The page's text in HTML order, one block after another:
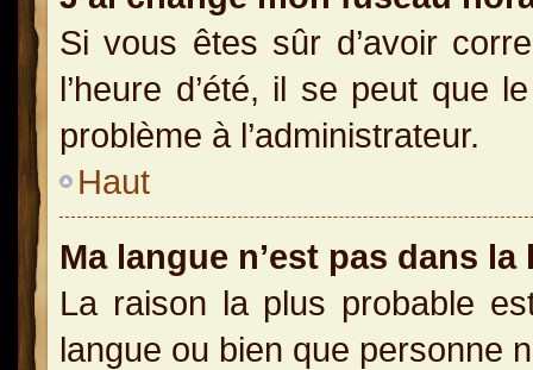
Si vous êtes sûr d’avoir
l’heure d’été, il se peut que
problème à l’administrateur.
Haut
Ma langue n’est pas dans la
La raison la plus probable
langue ou bien que personne